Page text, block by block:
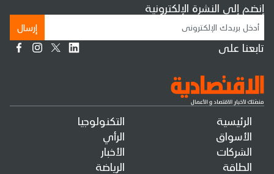
الرئيسية
الأسواق
الشركات
الطاقة
التكنولوجيا
الرأي
الأخبار
الرياضة
إنضم إلى النشرة الإلكترونية
إرسال
تابعنا على